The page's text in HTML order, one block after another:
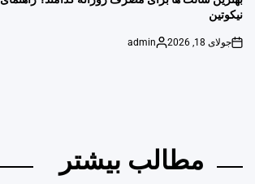
نیکوتین
on
جولای 18, 2026
Posted
admin
مطالب بیشتر